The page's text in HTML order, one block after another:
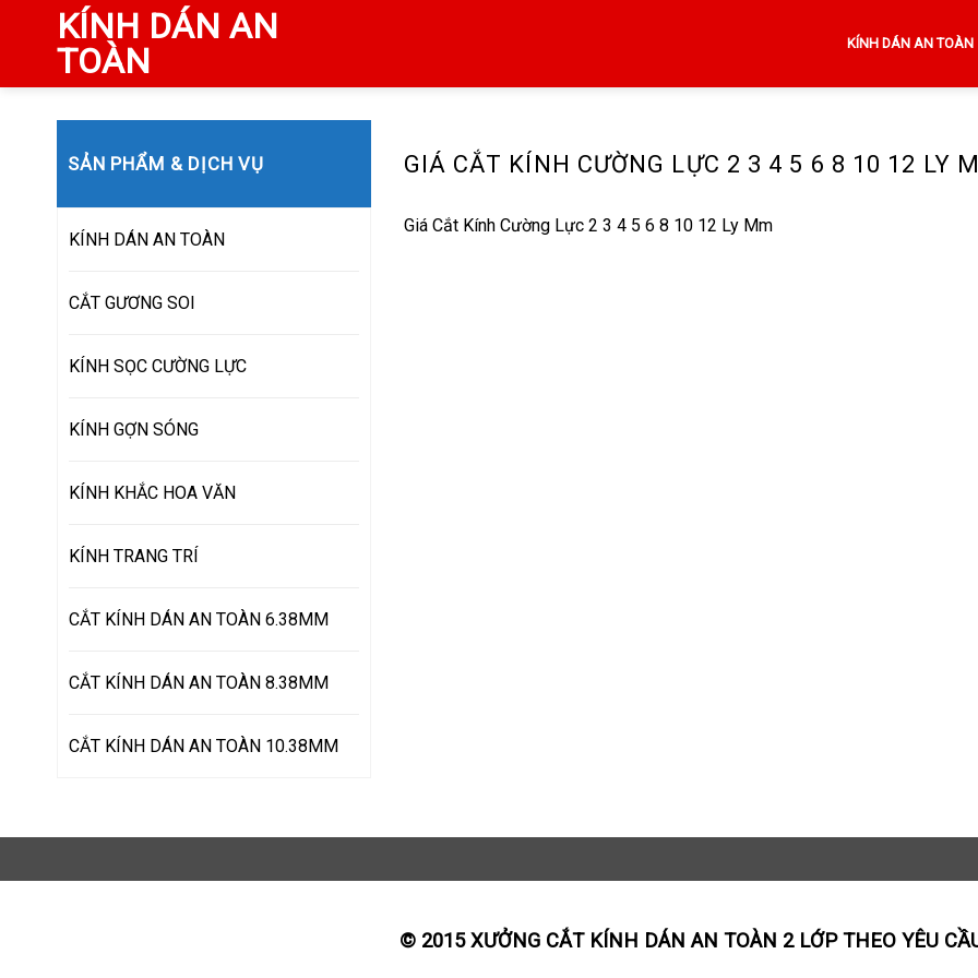
KÍNH DÁN AN
TOÀN
KÍNH DÁN AN TOÀN
GIÁ CẮT KÍNH CƯỜNG LỰC 2 3 4 5 6 8 10 12 LY
Giá Cắt Kính Cường Lực 2 3 4 5 6 8 10 12 Ly Mm
SẢN PHẨM & DỊCH VỤ
KÍNH DÁN AN TOÀN
CẮT GƯƠNG SOI
KÍNH SỌC CƯỜNG LỰC
KÍNH GỢN SÓNG
KÍNH KHẮC HOA VĂN
KÍNH TRANG TRÍ
CẮT KÍNH DÁN AN TOÀN 6.38MM
CẮT KÍNH DÁN AN TOÀN 8.38MM
CẮT KÍNH DÁN AN TOÀN 10.38MM
© 2015 XƯỞNG CẮT KÍNH DÁN AN TOÀN 2 LỚP THEO YÊU